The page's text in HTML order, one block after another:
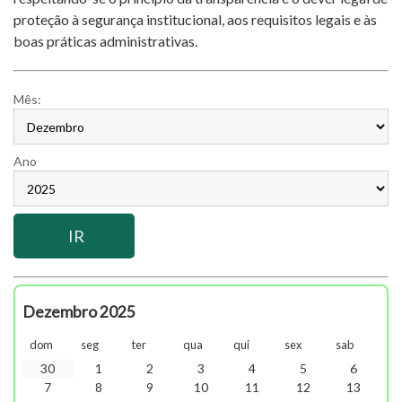
proteção à segurança institucional, aos requisitos legais e às
boas práticas administrativas.
Mês:
Ano
Dezembro 2025
dom seg ter qua qui sex sab
30 1 2 3 4 5
6
7
8 9 10 11 12
13